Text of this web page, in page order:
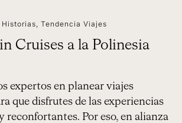
Historias, Tendencia Viajes
Cruises a la Polinesia
expertos en planear viajes
que disfrutes de las experiencias
reconfortantes. Por eso, en alianza